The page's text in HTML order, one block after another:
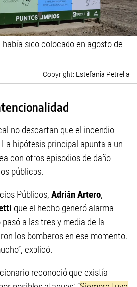
sido colocado en agosto de
Estefania Petrella
no descartan que el incendio
hipótesis principal apunta a un
con otros episodios de daño
públicos.
Públicos, Adrián Artero,
que el hecho generó alarma
pasó a las tres y media de la
los bomberos en ese momento.
explicó.
reconoció que existía